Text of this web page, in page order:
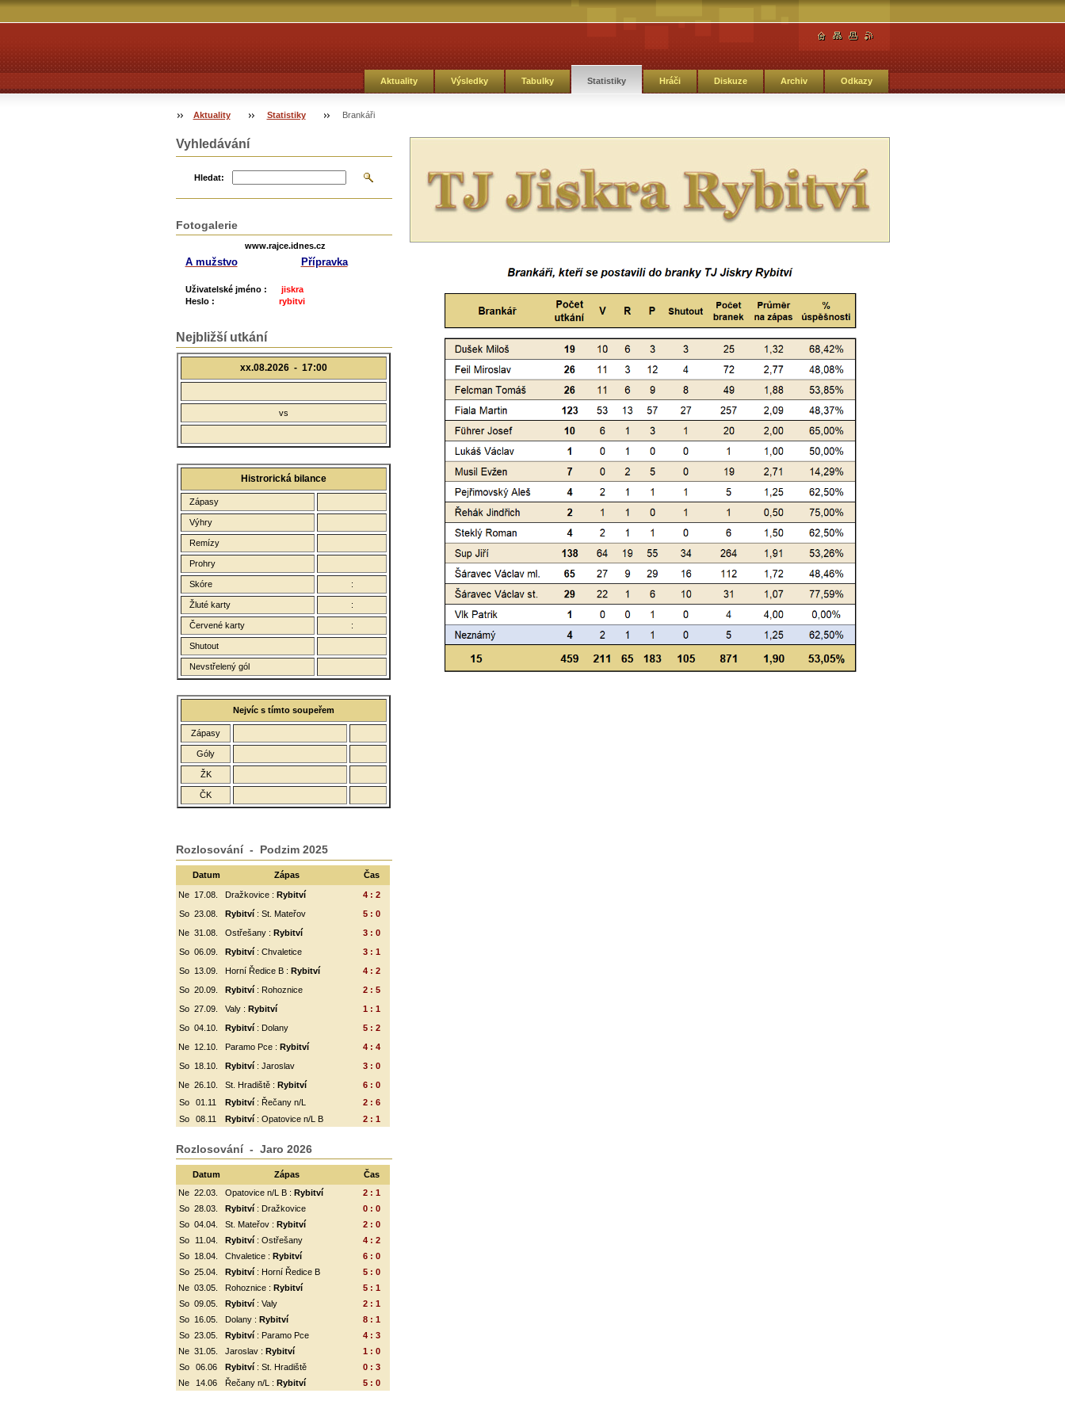
Aktuality Výsledky Tabulky Statistiky Hráči Diskuze Archiv Odkazy
Aktuality Statistiky Brankáři
Vyhledávání
Hledat:
Fotogalerie
www.rajce.idnes.cz
A mužstvo Přípravka
Uživatelské jméno : jiskra
Heslo : rybitvi
Nejbližší utkání
xx.08.2026 - 17:00
vs
Histrorická bilance
Zápasy
Výhry
Remízy
Prohry
Skóre :
Žluté karty :
Červené karty :
Shutout
Nevstřelený gól
Nejvíc s tímto soupeřem
Zápasy
Góly
ŽK
ČK
Rozlosování - Podzim 2025
Datum Zápas Čas
Ne 17.08. Dražkovice : Rybitví
4 : 2
So 23.08. Rybitví: St. Mateřov
5 : 0
Ne 31.08. Ostřešany : Rybitví
3 : 0
So 06.09. Rybitví : Chvaletice
3 : 1
So
13.09. Horní Ředice B : Rybitví
4 : 2
So 20.09. Rybitví : Rohoznice
2 : 5
So 27.09. Valy : Rybitví
1 : 1
So 04.10. Rybitví : Dolany
5 : 2
Ne 12.10. Paramo Pce : Rybitví
4 : 4
So
18.10. Rybitví: Jaroslav
3 : 0
Ne 26.10. St. Hradiště : Rybitví
6 : 0
So
01.11 Rybitví: Řečany n/L
2 : 6
So
08.11 Rybitví: Opatovice n/L B 2 : 1
Rozlosování - Jaro 2026
Datum Zápas
Čas
Ne 22.03. Opatovice n/L B : Rybitví
2 : 1
So 28.03. Rybitví: Dražkovice
0 : 0
So 04.04. St. Mateřov : Rybitví
2 : 0
So
11.04. Rybitví : Ostřešany
4 : 2
So
18.04. Chvaletice : Rybitví
6 : 0
So 25.04. Rybitví : Horní Ředice B
5 : 0
Ne 03.05. Rohoznice : Rybitví
5 : 1
So 09.05. Rybitví : Valy
2 : 1
So
16.05. Dolany : Rybitví
8 : 1
So 23.05. Rybitví: Paramo Pce
4 : 3
Ne 31.05. Jaroslav : Rybitví
1 : 0
So
06.06 Rybitví: St. Hradiště
0 : 3
Ne
14.06 Řečany n/L : Rybitví 5 : 0